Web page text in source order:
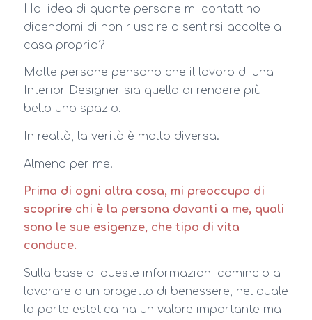
Hai idea di quante persone mi contattino
dicendomi di non riuscire a sentirsi accolte a
casa propria?
Molte persone pensano che il lavoro di una
Interior Designer sia quello di rendere più
bello uno spazio.
In realtà, la verità è molto diversa.
Almeno per me.
Prima di ogni altra cosa, mi preoccupo di
scoprire chi è la persona davanti a me, quali
sono le sue esigenze, che tipo di vita
conduce.
Sulla base di queste informazioni comincio a
lavorare a un progetto di benessere, nel quale
la parte estetica ha un valore importante ma